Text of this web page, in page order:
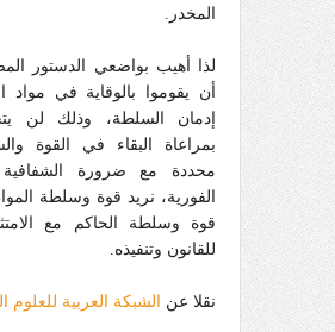
المخدر.
لذا أهيب بواضعي الدستور
أن يقوموا بالوقاية في مواد
إدمان السلطة، وذلك لن
بمراعاة البقاء في القوة
محددة مع ضرورة الشفافية
الفورية، نريد قوة وسلطة
قوة وسلطة الحاكم مع
للقانون وتنفيذه.
نقلا عن الشبكة العربية للعلوم